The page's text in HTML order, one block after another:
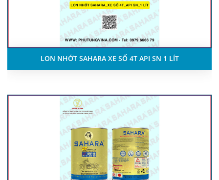
LON NHỚT SAHARA XE SỐ 4T API SN 1 LÍT